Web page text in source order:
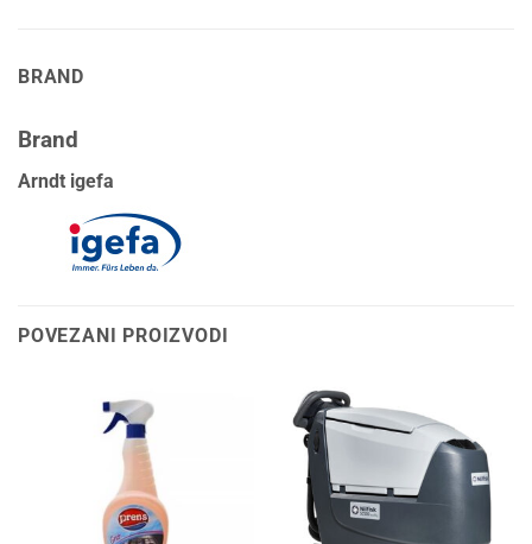
BRAND
Brand
Arndt igefa
POVEZANI PROIZVODI